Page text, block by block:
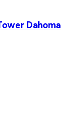
Dahoma